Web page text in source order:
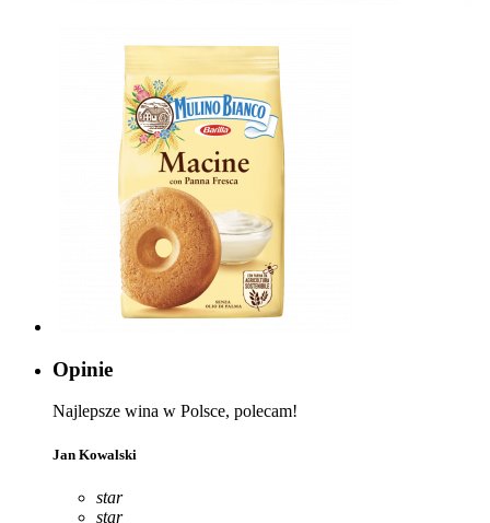
Opinie
Najlepsze wina w Polsce, polecam!
Jan Kowalski
star
star